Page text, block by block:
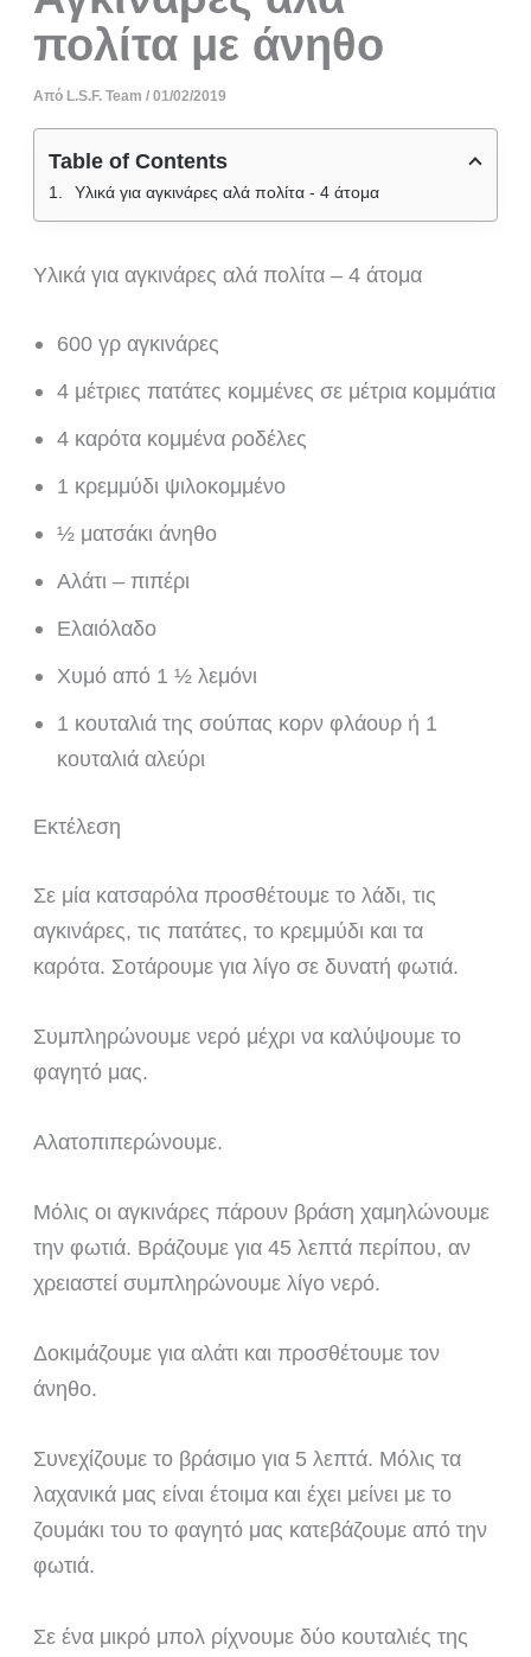
πολίτα με άνηθο
Από L.S.F. Team/01/02/2019
Table of Contents
Υλικά για αγκινάρες αλά πολίτα - 4 άτομα
Υλικά για αγκινάρες αλά πολίτα – 4 άτομα
600 γρ αγκινάρες
4 μέτριες πατάτες κομμένες σε μέτρια κομμάτια
4 καρότα κομμένα ροδέλες
1 κρεμμύδι ψιλοκομμένο
½ ματσάκι άνηθο
Αλάτι – πιπέρι
Ελαιόλαδο
Χυμό από 1 ½ λεμόνι
1 κουταλιά της σούπας κορν φλάουρ ή 1
κουταλιά αλεύρι
Εκτέλεση
Σε μία κατσαρόλα προσθέτουμε το λάδι, τις
αγκινάρες, τις πατάτες, το κρεμμύδι και τα
καρότα. Σοτάρουμε για λίγο σε δυνατή φωτιά.
Συμπληρώνουμε νερό μέχρι να καλύψουμε το
φαγητό μας.
Αλατοπιπερώνουμε.
Μόλις οι αγκινάρες πάρουν βράση χαμηλώνουμε
την φωτιά. Βράζουμε για 45 λεπτά περίπου, αν
χρειαστεί συμπληρώνουμε λίγο νερό.
Δοκιμάζουμε για αλάτι και προσθέτουμε τον
άνηθο.
Συνεχίζουμε το βράσιμο για 5 λεπτά. Μόλις τα
λαχανικά μας είναι έτοιμα και έχει μείνει με το
ζουμάκι του το φαγητό μας κατεβάζουμε από την
φωτιά.
Σε ένα μικρό μπολ ρίχνουμε δύο κουταλιές της